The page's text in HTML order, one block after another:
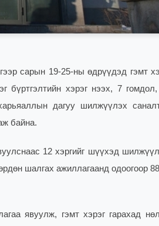
сарын 19-25-ны өдрүүдэд гэмт
бүртгэлтийн хэрэг нээх, 7
дагуу шилжүүлэх
байна.
12 хэргийг шүүхэд
шалгах ажиллагаанд одоогоор
явуулж, гэмт хэрэг гарахад